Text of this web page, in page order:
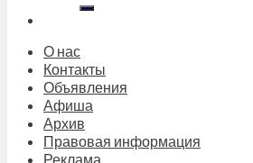
О нас
Контакты
Объявления
Афиша
Архив
Правовая информация
Реклама